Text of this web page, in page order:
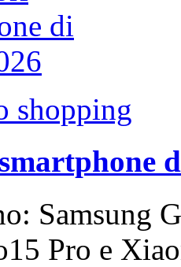
shopping
Samsung
Pro e